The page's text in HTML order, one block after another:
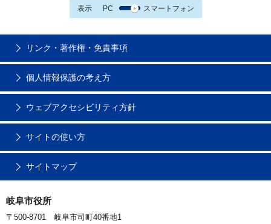
表示 PC スマートフォン
リンク・著作権・免責事項
個人情報保護の考え方
ウェブアクセシビリティ方針
サイトの使い方
サイトマップ
岐阜市役所
〒500-8701 岐阜市司町40番地1